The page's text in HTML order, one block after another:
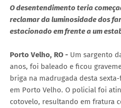
O desentendimento teria
reclamar da luminosidade dos
estacionado em frente a um
Porto Velho, RO - Um sargento
anos, foi baleado e ficou
briga na madrugada desta
em Porto Velho. O policial foi
cotovelo, resultando em fratura